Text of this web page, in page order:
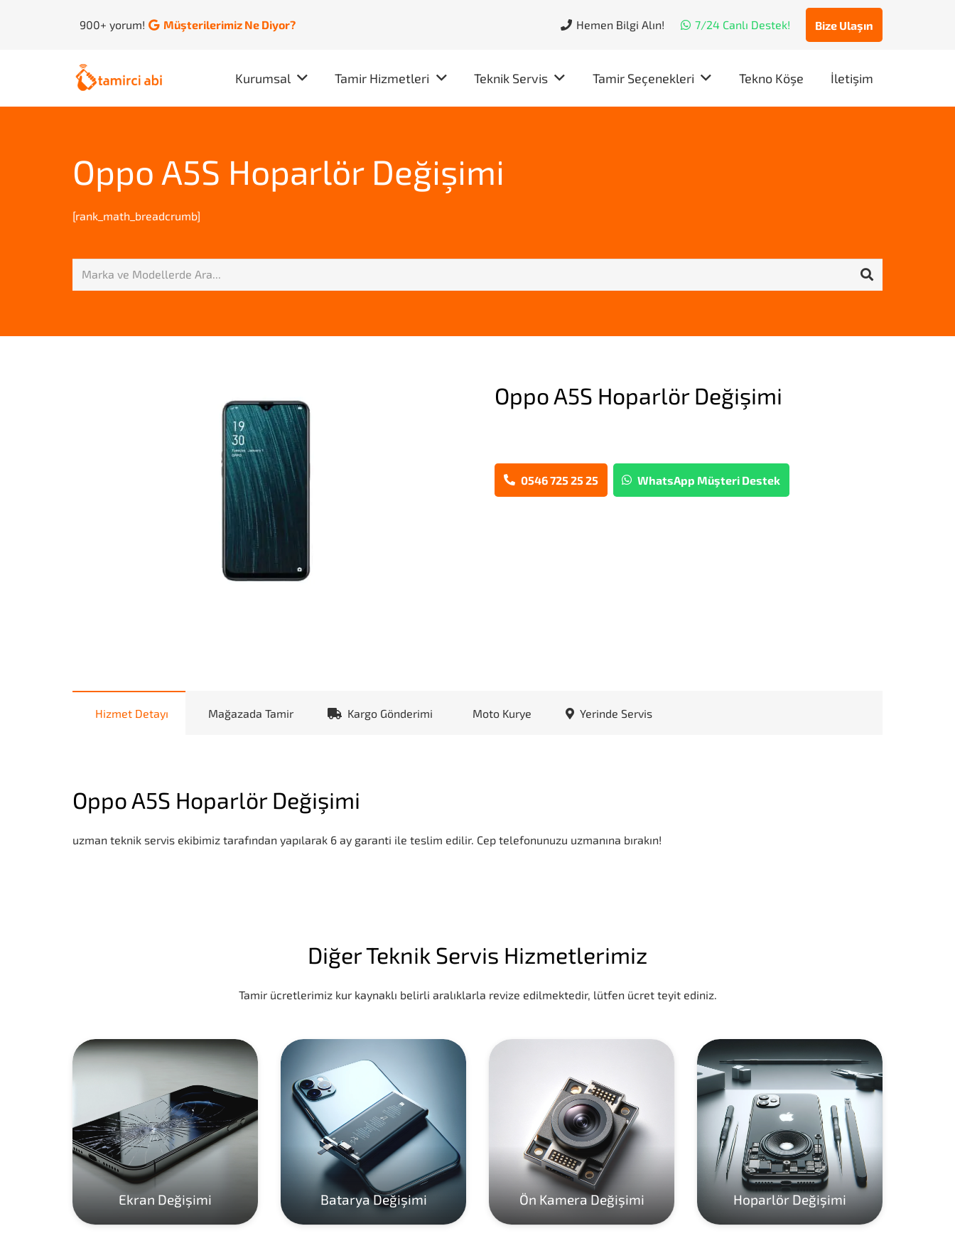
900+ yorum! Müşterilerimiz Ne Diyor? Hemen Bilgi Alın! 7/24 Canlı Destek! Bize Ulaşın
Kurumsal Tamir Hizmetleri Teknik Servis Tamir Seçenekleri Tekno Köşe İletişim
Oppo A5S Hoparlör Değişimi
[rank_math_breadcrumb]
Oppo A5S Hoparlör Değişimi
0546 725 25 25 WhatsApp Müşteri Destek
Hizmet Detayı Mağazada Tamir Kargo Gönderimi Moto Kurye Yerinde Servis
Oppo A5S Hoparlör Değişimi
uzman teknik servis ekibimiz tarafından yapılarak 6 ay garanti ile teslim edilir. Cep telefonunuzu uzmanına bırakın!
Diğer Teknik Servis Hizmetlerimiz
Tamir ücretlerimiz kur kaynaklı belirli aralıklarla revize edilmektedir, lütfen ücret teyit ediniz.
Ekran Değişimi Batarya Değişimi Ön Kamera Değişimi Hoparlör Değişimi